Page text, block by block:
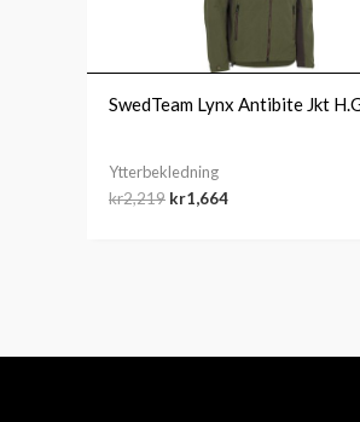
SwedTeam Lynx Antibite Jkt
Ytterbekledning
kr2,219 kr1,664